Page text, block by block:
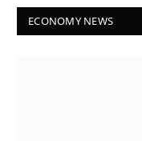
ECONOMY NEWS